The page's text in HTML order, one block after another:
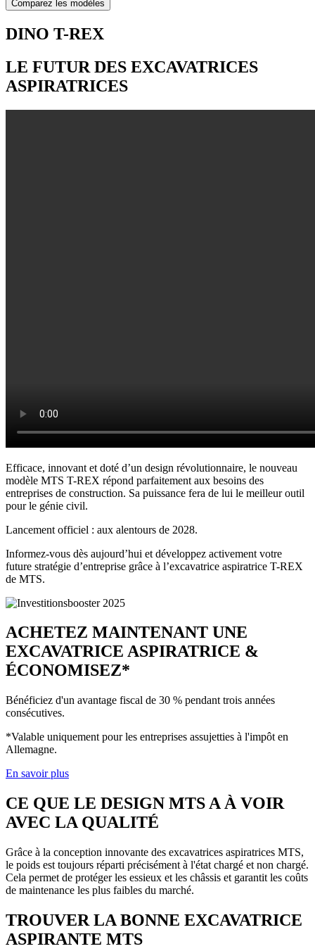
Comparez les modèles
DINO T-REX
LE FUTUR DES EXCAVATRICES
ASPIRATRICES
Efficace, innovant et doté d’un design révolutionnaire, le nouveau
modèle MTS T-REX répond parfaitement aux besoins des
entreprises de construction. Sa puissance fera de lui le meilleur outil
pour le génie civil.
Lancement officiel : aux alentours de 2028.
Informez-vous dès aujourd’hui et développez activement votre
future stratégie d’entreprise grâce à l’excavatrice aspiratrice T-REX
de MTS.
ACHETEZ MAINTENANT UNE
EXCAVATRICE ASPIRATRICE &
ÉCONOMISEZ*
Bénéficiez d'un avantage fiscal de 30 % pendant trois années
consécutives.
*Valable uniquement pour les entreprises assujetties à l'impôt en
Allemagne.
En savoir plus
CE QUE LE DESIGN MTS A À VOIR
AVEC LA QUALITÉ
Grâce à la conception innovante des excavatrices aspiratrices MTS,
le poids est toujours réparti précisément à l'état chargé et non chargé.
Cela permet de protéger les essieux et les châssis et garantit les coûts
de maintenance les plus faibles du marché.
TROUVER LA BONNE EXCAVATRICE
ASPIRANTE MTS